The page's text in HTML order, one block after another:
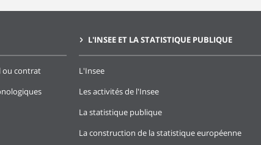
ou contrat
L'INSEE ET LA STATISTIQUE PUBLIQUE
L'Insee
Les activités de l'Insee
La statistique publique
La construction de la statistique européenne